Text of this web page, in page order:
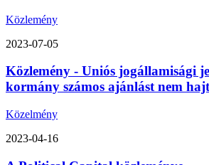
Közlemény
2023-07-05
Közlemény - Uniós jogállamisági
kormány számos ajánlást nem
Közelmény
2023-04-16